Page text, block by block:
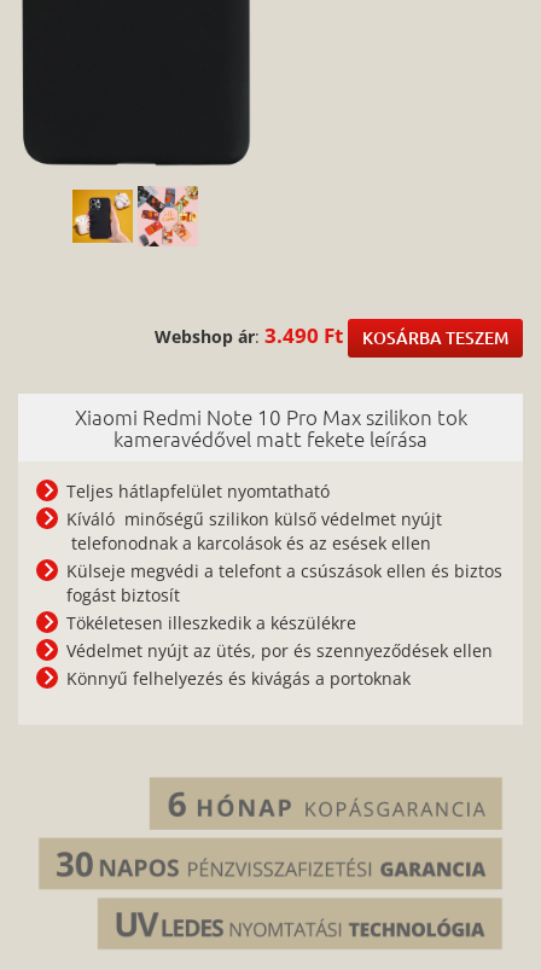
Webshop ár: 3.490 Ft KOSÁRBA TESZEM
Xiaomi Redmi Note 10 Pro Max szilikon tok
kameravédővel matt fekete leírása
Teljes hátlapfelület nyomtatható
Kíváló minőségű szilikon külső védelmet nyújt
telefonodnak a karcolások és az esések ellen
Külseje megvédi a telefont a csúszások ellen és biztos
fogást biztosít
Tökéletesen illeszkedik a készülékre
Védelmet nyújt az ütés, por és szennyeződések ellen
Könnyű felhelyezés és kivágás a portoknak